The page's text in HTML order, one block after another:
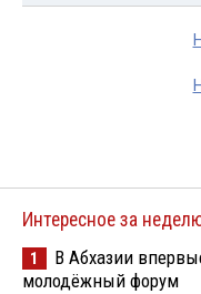
Интересное за
1
В Абхазии
молодёжный форум